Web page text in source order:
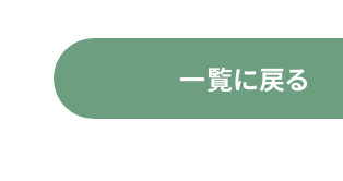
一覧に戻る